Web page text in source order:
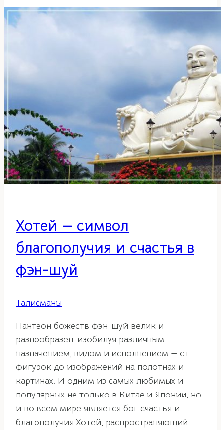
летящих
Хотей — символ
благополучия и счастья в
фэн-шуй
Талисманы
Пантеон божеств фэн-шуй велик и
разнообразен, изобилуя различным
назначением, видом и исполнением — от
фигурок до изображений на полотнах и
картинах. И одним из самых любимых и
популярных не только в Китае и Японии, но
и во всем мире является бог счастья и
благополучия Хотей, распространяющий